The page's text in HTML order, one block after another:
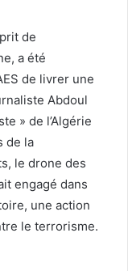
de
a été
de livrer une
Abdoul
» de l’Algérie
de la
le drone des
engagé dans
une action
le terrorisme.